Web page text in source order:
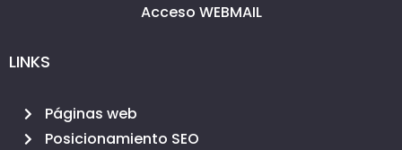
Acceso WEBMAIL
LINKS
Páginas web
Posicionamiento SEO